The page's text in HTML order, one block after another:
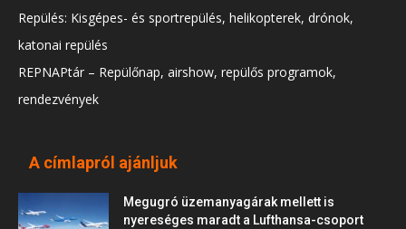
Repülés: Kisgépes- és sportrepülés, helikopterek, drónok,
katonai repülés
REPNAPtár – Repülőnap, airshow, repülős programok,
rendezvények
A címlapról ajánljuk
Megugró üzemanyagárak mellett is
nyereséges maradt a Lufthansa-csoport